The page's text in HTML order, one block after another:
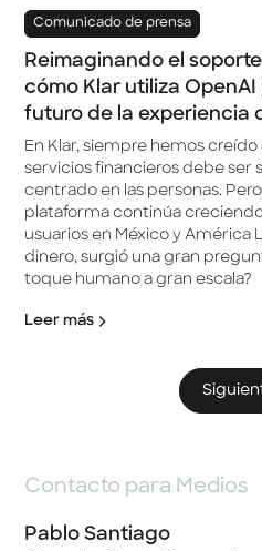
Comunicado de prensa
Reimaginando el
cómo Klar utiliza
futuro de la experiencia
En Klar, siempre hemos
servicios financieros debe ser
centrado en las personas.
plataforma continúa
usuarios en México y América
dinero, surgió una gran
toque humano a gran escala?
Leer más
Contacto para Medios
Pablo Santiago